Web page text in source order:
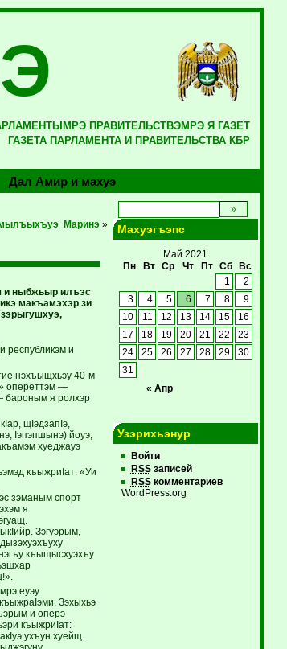
ПРАВИТЕЛЬСТВЭМРЭ Я ГАЗЕТ
ГАЗЕТА ПАРЛАМЕНТА И ПРАВИТЕЛЬСТВА КБР
Дал Амир и махуэ
Маринэ»
и ныбжьыр илъэс
макъамэхэр зи
республикэм и
нэхъыщхьэу 40-м
опереттэм —
бароным я ролхэр
щIэдзапIэ,
Iэпэпшынэ) йоуэ,
хуеджауэ
къыжриIат: «Уи
зэманым спорт
я
Зэгуэрым,
къыщысхуэхъу
еуэу.
Зэхыхьэ
и оперэ
къыжриIат:
ухъун хуейщ.
Махуэгъэпс
Май 2021
Пн
Вт Ср Чт Пт Сб Вс
« Апр
1
2
3
4 5 6 7 8
9
10
11 12 13 14 15
16
17
18 19 20 21 22
23
24
25 26 27 28 29
30
31
Узэрихьэнур
Войти
RSSзаписей
RSSкомментариев
WordPress.org